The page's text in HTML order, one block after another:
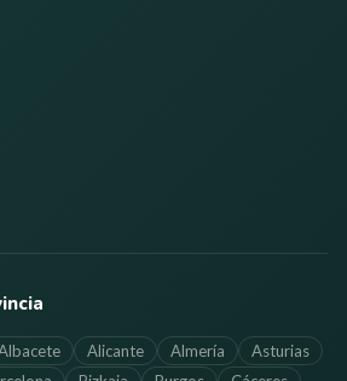
Alicante Almería
Asturias